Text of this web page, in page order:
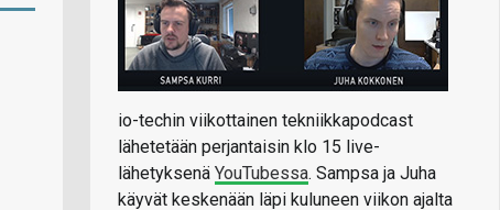
io-techin viikottainen tekniikkapodcast
lähetetään perjantaisin klo 15 live-
lähetyksenä YouTubessa. Sampsa ja Juha
käyvät keskenään läpi kuluneen viikon ajalta